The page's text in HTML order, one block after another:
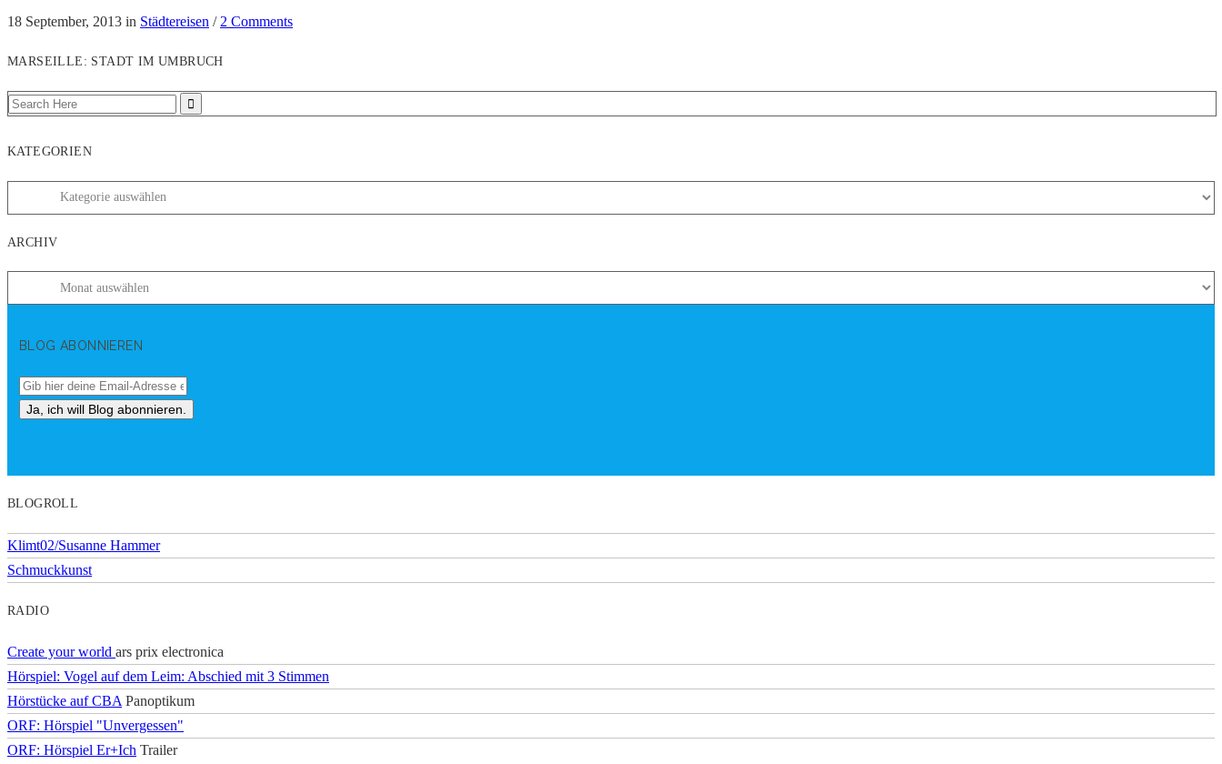
18 September, 2013 in Städtereisen / 2 Comments
MARSEILLE: STADT IM UMBRUCH
KATEGORIEN
ARCHIV
BLOG ABONNIEREN
BLOGROLL
Klimt02/Susanne Hammer
Schmuckkunst
RADIO
Create your world ars prix electronica
Hörspiel: Vogel auf dem Leim: Abschied mit 3 Stimmen
Hörstücke auf CBA Panoptikum
ORF: Hörspiel "Unvergessen"
ORF: Hörspiel Er+Ich Trailer